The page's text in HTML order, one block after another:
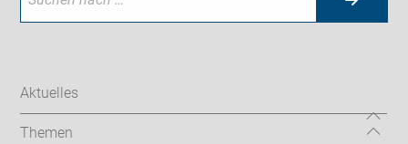
Aktuelles
Themen